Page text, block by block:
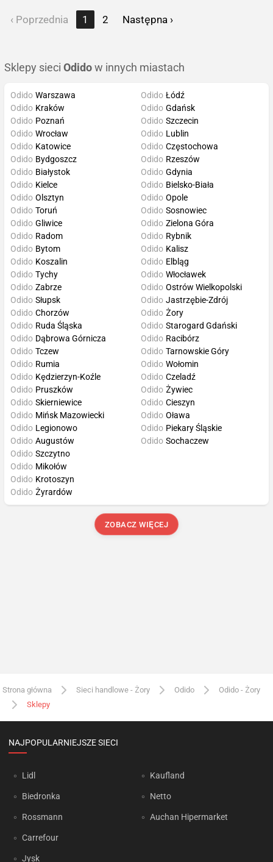
‹ Poprzednia 1 2 Następna ›
Sklepy sieci Odido w innych miastach
Odido Warszawa
Odido Kraków
Odido Poznań
Odido Wrocław
Odido Łódź
Odido Gdańsk
Odido Szczecin
Odido Lublin
Odido Katowice
Odido Bydgoszcz
Odido Białystok
Odido Kielce
Odido Częstochowa
Odido Rzeszów
Odido Gdynia
Odido Bielsko-Biała
Odido Olsztyn
Odido Toruń
Odido Gliwice
Odido Radom
Odido Opole
Odido Sosnowiec
Odido Zielona Góra
Odido Rybnik
Odido Bytom
Odido Koszalin
Odido Tychy
Odido Zabrze
Odido Kalisz
Odido Elbląg
Odido Włocławek
Odido Ostrów Wielkopolski
Odido Słupsk
Odido Chorzów
Odido Ruda Śląska
Odido Dąbrowa Górnicza
Odido Jastrzębie-Zdrój
Odido Żory
Odido Starogard Gdański
Odido Racibórz
Odido Tczew
Odido Rumia
Odido Kędzierzyn-Koźle
Odido Pruszków
Odido Tarnowskie Góry
Odido Wołomin
Odido Czeladź
Odido Żywiec
Odido Skierniewice
Odido Mińsk Mazowiecki
Odido Legionowo
Odido Augustów
Odido Cieszyn
Odido Oława
Odido Piekary Śląskie
Odido Sochaczew
Odido Szczytno
Odido Mikołów
Odido Krotoszyn
Odido Żyrardów
ZOBACZ WIĘCEJ
Strona główna Sieci handlowe - Żory Odido
Odido - Żory
Sklepy
NAJPOPULARNIEJSZE SIECI
Lidl
Biedronka
Rossmann
Carrefour
Jysk
Kaufland
Netto
Auchan Hipermarket